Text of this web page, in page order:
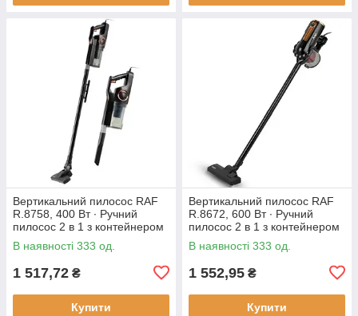
Вертикальний пилосос RAF
R.8758, 400 Вт ∙ Ручний
пилосос 2 в 1 з контейнером
В наявності 333 од.
1 517,72 ₴
Купити
Вертикальний пилосос RAF
R.8672, 600 Вт ∙ Ручний
пилосос 2 в 1 з контейнером
В наявності 333 од.
1 552,95 ₴
Купити